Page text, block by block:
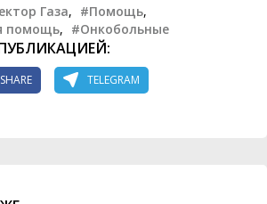
Газа, #Помощь,
помощь, #Онкобольные
SHARE TELEGRAM